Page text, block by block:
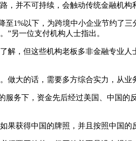
并不可持续，会触动传统金融机构
1%以下，为跨境中小企业节约了
”另一位支付机构人士指出。
，但这些机构老板多非金融专业人
的话，需要多方综合实力，从业
务下，资金先后经过美国、中国的
得中国的牌照，并且按照中国的